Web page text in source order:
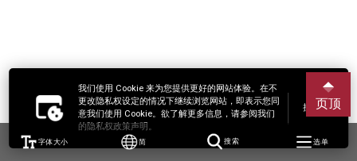
我们使用 Cookie 来为您提供更好的网站体验。在不
更改隐私权设定的情况下继续浏览网站，即表示您同
意我们使用 Cookie。欲了解更多信息，请参阅我们
的隐私权政策声明。
接受
字体大小 简 搜索 选单
页顶